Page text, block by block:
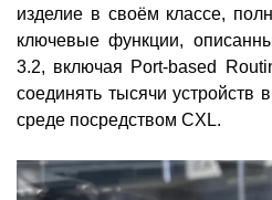
изделие в своём классе,
ключевые функции,
3.2, включая Port-based
соединять тысячи устройств
среде посредством CXL.